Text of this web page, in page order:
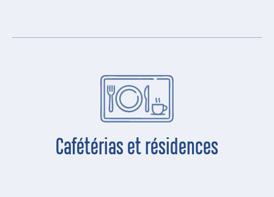
Cafétérias et résidences